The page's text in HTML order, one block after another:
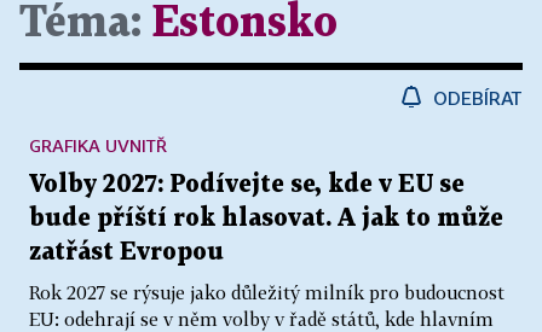
Téma: Estonsko
ODEBÍRAT
Volby 2027: Podívejte se, kde v EU se
bude příští rok hlasovat. A jak to může
zatřást Evropou
Rok 2027 se rýsuje jako důležitý milník pro budoucnost
EU: odehrají se v něm volby v řadě států, kde hlavním
GRAFIKA UVNITŘ